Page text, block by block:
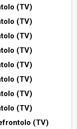
(TV)
(TV)
(TV)
(TV)
(TV)
(TV)
(TV)
(TV)
(TV)